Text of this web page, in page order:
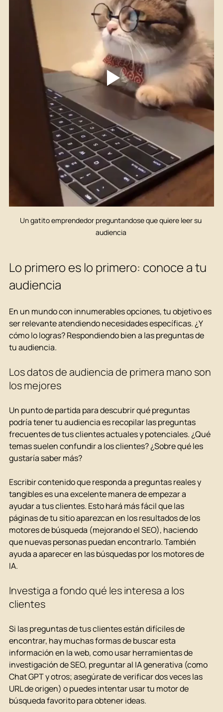
Un gatito emprendedor preguntandose que quiere leer su
audiencia
Lo primero es lo primero: conoce a tu
audiencia
En un mundo con innumerables opciones, tu objetivo es
ser relevante atendiendo necesidades específicas. ¿Y
cómo lo logras? Respondiendo bien a las preguntas de
tu audiencia.
Los datos de audiencia de primera mano son
los mejores
Un punto de partida para descubrir qué preguntas
podría tener tu audiencia es recopilar las preguntas
frecuentes de tus clientes actuales y potenciales. ¿Qué
temas suelen confundir a los clientes? ¿Sobre qué les
gustaría saber más?
Escribir contenido que responda a preguntas reales y
tangibles es una excelente manera de empezar a
ayudar a tus clientes. Esto hará más fácil que las
páginas de tu sitio aparezcan en los resultados de los
motores de búsqueda (mejorando el SEO), haciendo
que nuevas personas puedan encontrarlo. También
ayuda a aparecer en las búsquedas por los motores de
IA.
Investiga a fondo qué les interesa a los
clientes
Si las preguntas de tus clientes están difíciles de
encontrar, hay muchas formas de buscar esta
información en la web, como usar herramientas de
investigación de SEO, preguntar al IA generativa (como
Chat GPT y otros; asegúrate de verificar dos veces las
URL de origen) o puedes intentar usar tu motor de
búsqueda favorito para obtener ideas.